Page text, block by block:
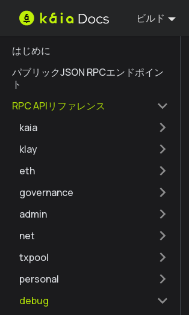
ビルド
はじめに
パブリックJSON RPCエンドポイン
ト
RPC APIリファレンス
kaia
klay
eth
governance
admin
net
txpool
personal
debug